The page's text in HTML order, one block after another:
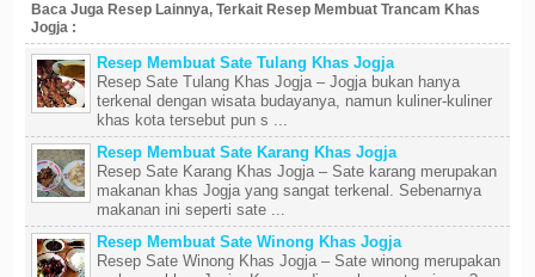
Baca Juga Resep Lainnya, Terkait Resep Membuat Trancam Khas
Jogja :
Resep Membuat Sate Tulang Khas Jogja
Resep Sate Tulang Khas Jogja – Jogja bukan hanya
terkenal dengan wisata budayanya, namun kuliner-kuliner
khas kota tersebut pun s ...
Resep Membuat Sate Karang Khas Jogja
Resep Sate Karang Khas Jogja – Sate karang merupakan
makanan khas Jogja yang sangat terkenal. Sebenarnya
makanan ini seperti sate ...
Resep Membuat Sate Winong Khas Jogja
Resep Sate Winong Khas Jogja – Sate winong merupakan